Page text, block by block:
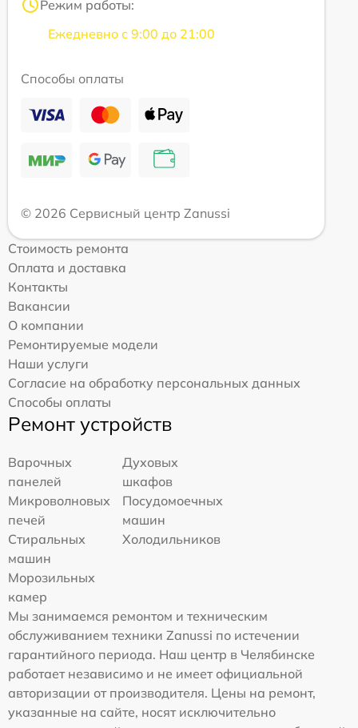
Режим работы:
Ежедневно с 9:00 до 21:00
Способы оплаты
© 2026 Сервисный центр Zanussi
Стоимость ремонта
Оплата и доставка
Контакты
Вакансии
О компании
Ремонтируемые модели
Наши услуги
Согласие на обработку персональных данных
Способы оплаты
Ремонт устройств
Варочных
панелей
Духовых
шкафов
Микроволновых
печей
Посудомоечных
машин
Стиральных
машин
Холодильников
Морозильных
камер
Мы занимаемся ремонтом и техническим
обслуживанием техники Zanussi по истечении
гарантийного периода. Наш центр в Челябинске
работает независимо и не имеет официальной
авторизации от производителя. Цены на ремонт,
указанные на сайте, носят исключительно